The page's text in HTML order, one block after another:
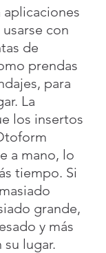
aplicaciones
con
de
prendas
para
La
los insertos
a mano, lo
tiempo. Si
grande,
y más
lugar.